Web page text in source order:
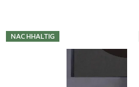
NACHHALTIG